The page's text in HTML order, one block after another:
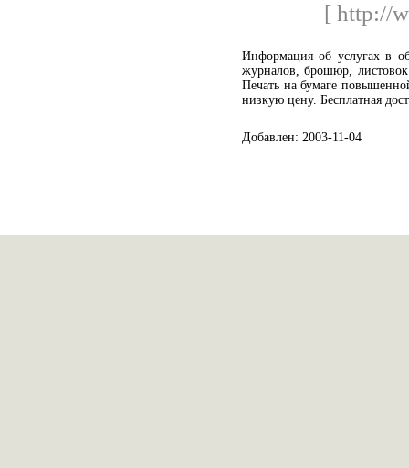
[ http://
Информация об услугах в
журналов, брошюр,
Печать на бумаге
низкую цену. Бесплатная
Добавлен: 2003-11-04